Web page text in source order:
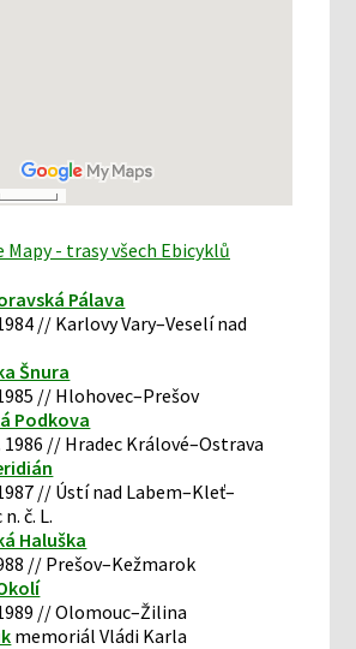
Mapy - trasy všech Ebicyklů
Pálava
// Karlovy Vary–Veselí nad
Šnura
// Hlohovec–Prešov
Podkova
1986 // Hradec Králové–Ostrava
// Ústí nad Labem–Kleť–
č. L.
Haluška
// Prešov–Kežmarok
// Olomouc–Žilina
memoriál Vládi Karla